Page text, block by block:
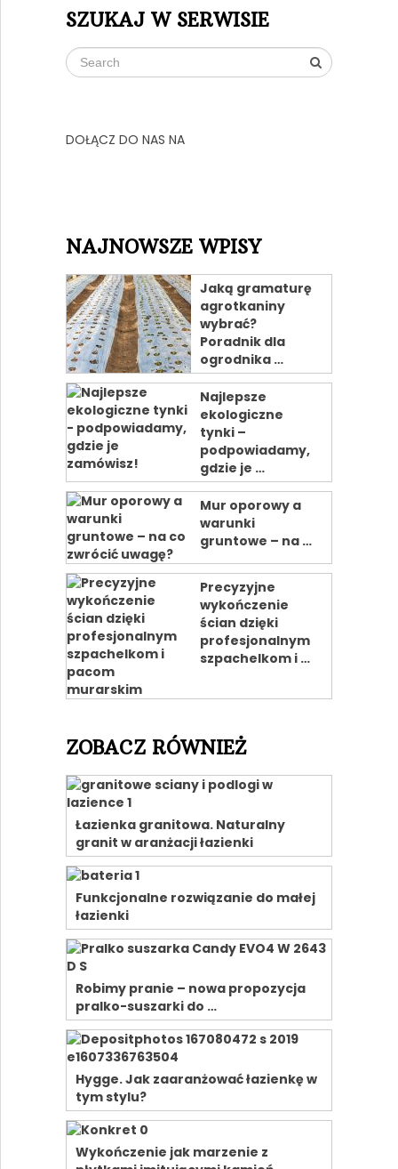
SZUKAJ W SERWISIE
DOŁĄCZ DO NAS NA
NAJNOWSZE WPISY
Jaką gramaturę
agrotkaniny
wybrać?
Poradnik dla
ogrodnika …
Najlepsze
ekologiczne
tynki –
podpowiadamy,
gdzie je …
Mur oporowy a
warunki
gruntowe – na …
Precyzyjne
wykończenie
ścian dzięki
profesjonalnym
szpachelkom i …
ZOBACZ RÓWNIEŻ
Łazienka granitowa. Naturalny
granit w aranżacji łazienki
Funkcjonalne rozwiązanie do małej
łazienki
Robimy pranie – nowa propozycja
pralko-suszarki do …
Hygge. Jak zaaranżować łazienkę w
tym stylu?
Wykończenie jak marzenie z